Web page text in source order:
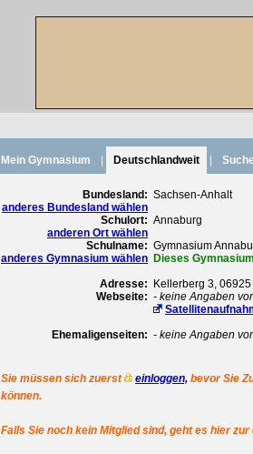
Mein Gymnasium Deutschlandweit Suche
Bundesland:
anderes Bundesland wählen
Sachsen-Anhalt
Schulort:
anderen Ort wählen
Annaburg
Schulname:
anderes Gymnasium wählen
Gymnasium
Dieses
Adresse:
Kellerberg 3,
Webseite: - keine Angaben
Ehemaligenseiten: - keine Angaben
Sie müssen sich zuerst einloggen, bevor Sie
können.
Falls Sie noch kein Mitglied sind, geht es hier zur